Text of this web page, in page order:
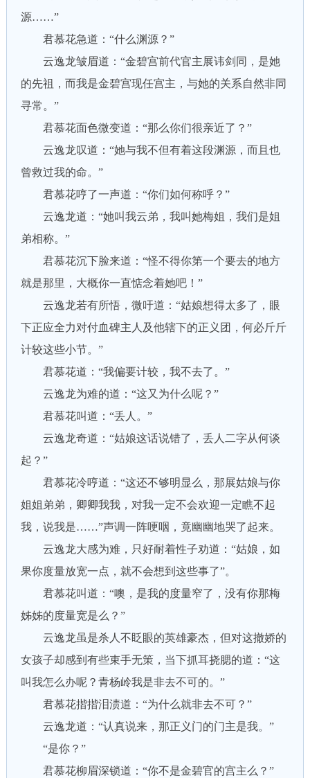
源……”
君慕花急道：“什么渊源？”
云逸龙皱眉道：“金碧宫前代官主展讳剑同，是她
的先祖，而我是金碧宫现任宫主，与她的关系自然非同
寻常。”
君慕花面色微变道：“那么你们很亲近了？”
云逸龙叹道：“她与我不但有着这段渊源，而且也
曾救过我的命。”
君慕花哼了一声道：“你们如何称呼？”
云逸龙道：“她叫我云弟，我叫她梅姐，我们是姐
弟相称。”
君慕花沉下脸来道：“怪不得你第一个要去的地方
就是那里，大概你一直惦念着她吧！”
云逸龙若有所悟，微吁道：“姑娘想得太多了，眼
下正应全力对付血碑主人及他辖下的正义团，何必斤斤
计较这些小节。”
君慕花道：“我偏要计较，我不去了。”
云逸龙为难的道：“这又为什么呢？”
君慕花叫道：“丢人。”
云逸龙奇道：“姑娘这话说错了，丢人二字从何谈
起？”
君慕花冷哼道：“这还不够明显么，那展姑娘与你
姐姐弟弟，卿卿我我，对我一定不会欢迎一定瞧不起
我，说我是……”声调一阵哽咽，竟幽幽地哭了起来。
云逸龙大感为难，只好耐着性子劝道：“姑娘，如
果你度量放宽一点，就不会想到这些事了”。
君慕花叫道：“噢，是我的度量窄了，没有你那梅
姊姊的度量宽是么？”
云逸龙虽是杀人不眨眼的英雄豪杰，但对这撤娇的
女孩子却感到有些束手无策，当下抓耳挠腮的道：“这
叫我怎么办呢？青杨岭我是非去不可的。”
君慕花揩揩泪渍道：“为什么就非去不可？”
云逸龙道：“认真说来，那正义门的门主是我。”
“是你？”
君慕花柳眉深锁道：“你不是金碧官的宫主么？”